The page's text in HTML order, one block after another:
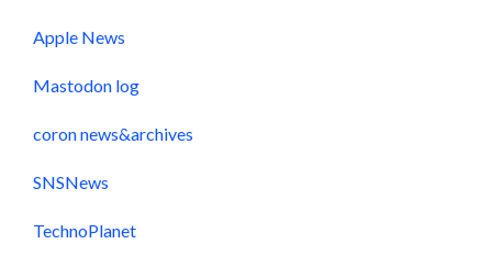
Apple News
Mastodon log
coron news&archives
SNSNews
TechnoPlanet